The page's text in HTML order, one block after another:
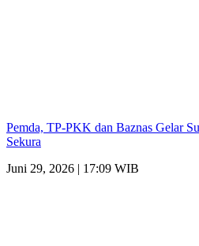
Pemda, TP-PKK dan Baznas Gelar
Sekura
Juni 29, 2026 | 17:09 WIB